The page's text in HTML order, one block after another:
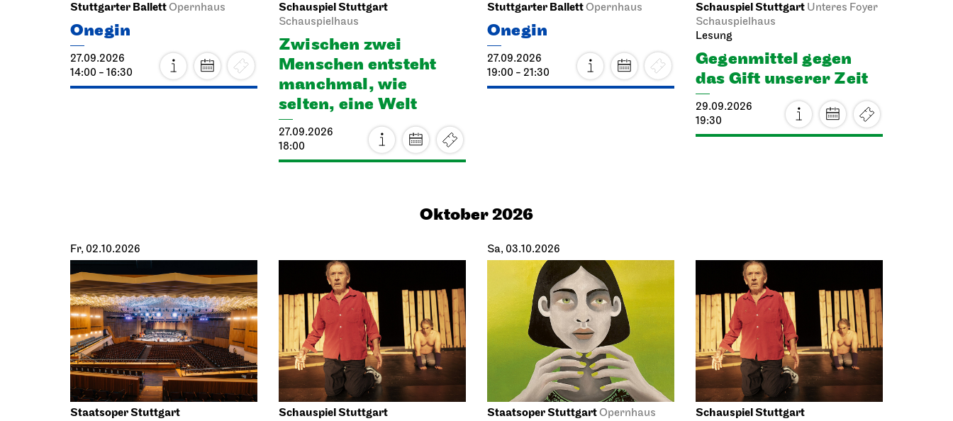
Stuttgarter BallettOpernhaus
Onegin
27.09.2026
14:00 - 16:30
Schauspiel Stuttgart
Schauspielhaus
Zwischen zwei
Menschen ent­steht
manch­mal, wie
selten, eine Welt
27.09.2026
18:00
Stuttgarter BallettOpernhaus
Onegin
27.09.2026
19:00 - 21:30
Schauspiel Stuttgart Unteres Foyer
Schauspielhaus
Lesung
Gegen­mittel gegen
das Gift unserer Zeit
29.09.2026
19:30
Oktober 2026
Fr, 02.10.2026
Staatsoper Stuttgart Schauspiel Stuttgart
Sa, 03.10.2026
Staatsoper StuttgartOpernhaus
Schauspiel Stuttgart